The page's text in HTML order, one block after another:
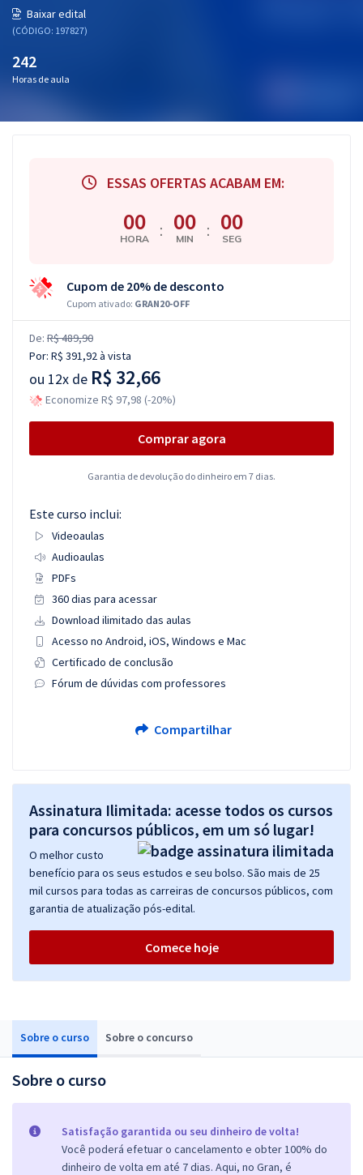
Atendimento
Baixar edital
(CÓDIGO: 197827)
242
Horas de aula
Sobre o curso Sobre o concurso
Sobre o curso
Satisfação garantida ou seu dinheiro de volta!
Você poderá efetuar o cancelamento e obter 100% do
dinheiro de volta em até 7 dias. Aqui, no Gran, é
ESSAS OFERTAS ACABAM EM:
00
HORA : 00
MIN : 00
SEG
Cupom de 20% de desconto
Cupom ativado: GRAN20-OFF
De: R$ 489,90
Por: R$ 391,92à vista
ou 12x de R$ 32,66
Economize R$ 97,98 (-20%)
Comprar agora
Garantia de devolução do dinheiro em 7 dias.
Este curso inclui:
Videoaulas
Audioaulas
PDFs
360 dias para acessar
Download ilimitado das aulas
Acesso no Android, iOS, Windows e Mac
Certificado de conclusão
Fórum de dúvidas com professores
Compartilhar
Assinatura Ilimitada: acesse todos os cursos
para concursos públicos, em um só lugar!
O melhor custo
benefício para os seus estudos e seu bolso. São mais de 25
mil cursos para todas as carreiras de concursos públicos, com
garantia de atualização pós-edital.
Comece hoje